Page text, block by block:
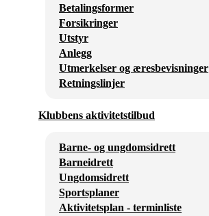
Betalingsformer
Forsikringer
Utstyr
Anlegg
Utmerkelser og æresbevisninger
Retningslinjer
Klubbens aktivitetstilbud
Barne- og ungdomsidrett
Barneidrett
Ungdomsidrett
Sportsplaner
Aktivitetsplan - terminliste